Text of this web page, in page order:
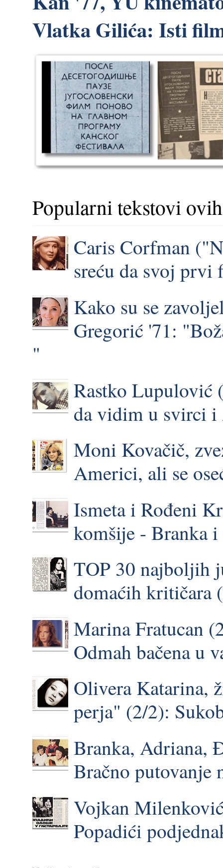
Vlatka Gilića: Isti
Popularni tekstovi
Caris Corfman
sreću da svoj
Kako su se
Gregorić '71:
"
Rastko Lupulović
da vidim u svirci i
Moni Kovačič,
Americi, ali se
Ismeta i Rođeni
komšije - Branka
TOP 30 najboljih
domaćih kritičara
Marina Fratucan
Odmah bačena u
Olivera Katarina,
perja" (2/2):
Branka, Adriana,
Bračno putovanje
Vojkan
Popadići